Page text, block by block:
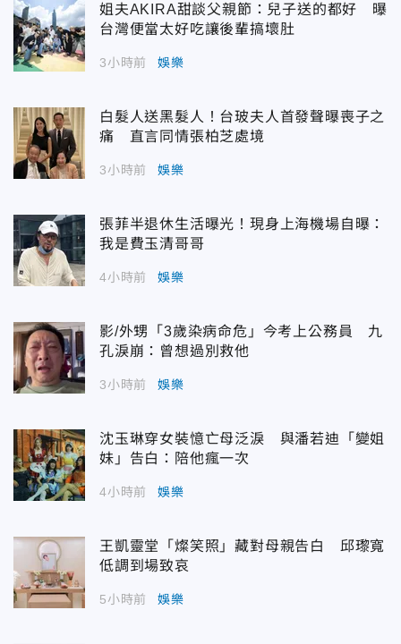
姐夫AKIRA甜談父親節：兒子送的都好 曝
台灣便當太好吃讓後輩搞壞肚
3小時前 娛樂
白髮人送黑髮人！台玻夫人首發聲曝喪子之
痛 直言同情張柏芝處境
3小時前 娛樂
張菲半退休生活曝光！現身上海機場自曝：
我是費玉清哥哥
4小時前 娛樂
影/外甥「3歲染病命危」今考上公務員 九
孔淚崩：曾想過別救他
3小時前 娛樂
沈玉琳穿女裝憶亡母泛淚 與潘若迪「變姐
妹」告白：陪他瘋一次
4小時前 娛樂
王凱靈堂「燦笑照」藏對母親告白 邱瓈寬
低調到場致哀
5小時前 娛樂